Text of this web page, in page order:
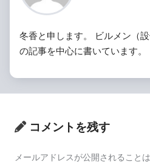
冬香と申します。 ビルメン（
の記事を中心に書いています。
コメントを残す
メールアドレスが公開されること